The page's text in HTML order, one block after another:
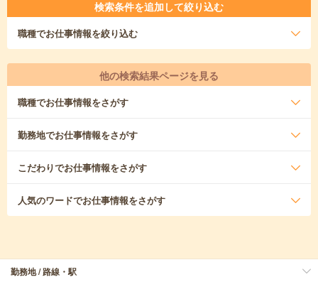
検索条件を追加して絞り込む
職種でお仕事情報を絞り込む
他の検索結果ページを見る
職種でお仕事情報をさがす
勤務地でお仕事情報をさがす
こだわりでお仕事情報をさがす
人気のワードでお仕事情報をさがす
勤務地 / 路線・駅